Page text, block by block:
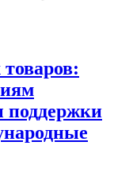
поддержки